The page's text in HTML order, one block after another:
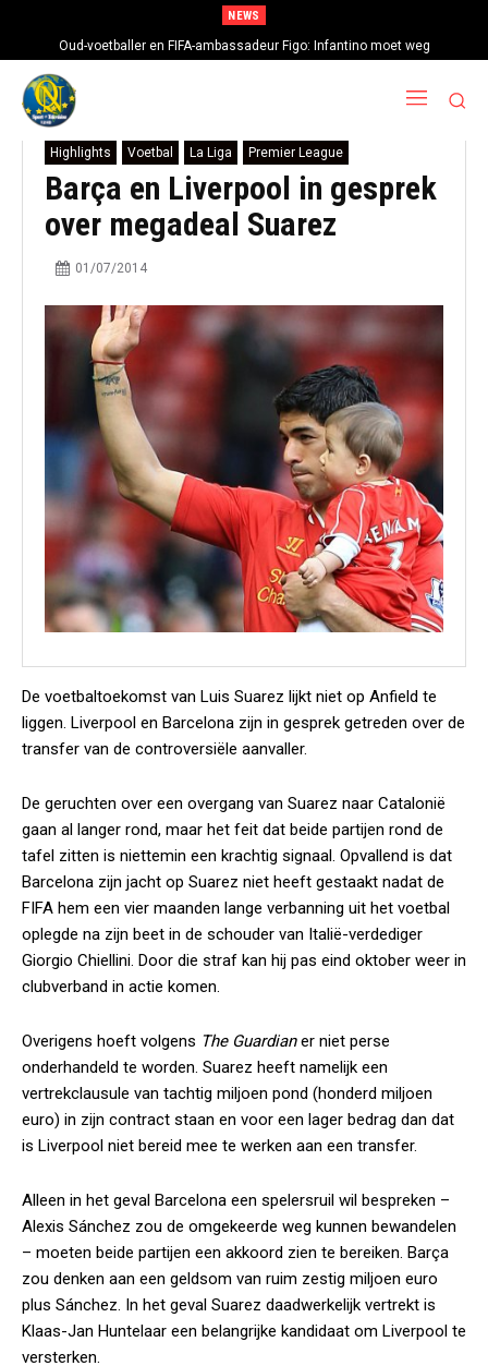
NEWS
Oud-voetballer en FIFA-ambassadeur Figo: Infantino moet weg
Highlights Voetbal La Liga Premier League
Barça en Liverpool in gesprek
over megadeal Suarez
01/07/2014
De voetbaltoekomst van Luis Suarez lijkt niet op Anfield te
liggen. Liverpool en Barcelona zijn in gesprek getreden over de
transfer van de controversiële aanvaller.
De geruchten over een overgang van Suarez naar Catalonië
gaan al langer rond, maar het feit dat beide partijen rond de
tafel zitten is niettemin een krachtig signaal. Opvallend is dat
Barcelona zijn jacht op Suarez niet heeft gestaakt nadat de
FIFA hem een vier maanden lange verbanning uit het voetbal
oplegde na zijn beet in de schouder van Italië-verdediger
Giorgio Chiellini. Door die straf kan hij pas eind oktober weer in
clubverband in actie komen.
Overigens hoeft volgens The Guardianer niet perse
onderhandeld te worden. Suarez heeft namelijk een
vertrekclausule van tachtig miljoen pond (honderd miljoen
euro) in zijn contract staan en voor een lager bedrag dan dat
is Liverpool niet bereid mee te werken aan een transfer.
Alleen in het geval Barcelona een spelersruil wil bespreken –
Alexis Sánchez zou de omgekeerde weg kunnen bewandelen
– moeten beide partijen een akkoord zien te bereiken. Barça
zou denken aan een geldsom van ruim zestig miljoen euro
plus Sánchez. In het geval Suarez daadwerkelijk vertrekt is
Klaas-Jan Huntelaar een belangrijke kandidaat om Liverpool te
versterken.